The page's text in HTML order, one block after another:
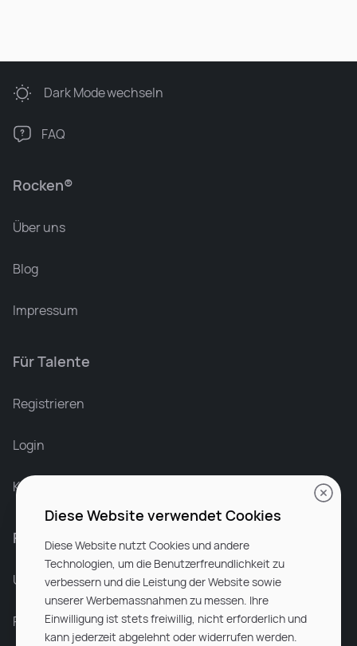
Rocken®
Über uns
Blog
Impressum
Für Talente
Registrieren
Login
Karriere bei Rocken
Für Unternehmen
Unsere Dienstleistungen
Partnerunternehmen
Dark Modewechseln
FAQ
Diese Website verwendet Cookies
Diese Website nutzt Cookies und andere
Technologien, um die Benutzerfreundlichkeit zu
verbessern und die Leistung der Website sowie
unserer Werbemassnahmen zu messen. Ihre
Einwilligung ist stets freiwillig, nicht erforderlich und
kann jederzeit abgelehnt oder widerrufen werden.